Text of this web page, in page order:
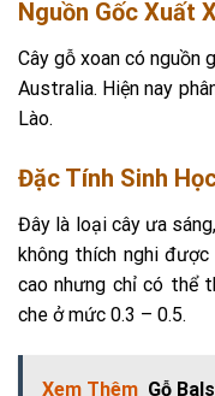
Nguồn Gốc Xuất
Cây gỗ xoan có nguồn
Australia. Hiện nay
Lào.
Đặc Tính Sinh
Đây là loại cây ưa
không thích nghi
cao nhưng chỉ có thể
che ở mức 0.3 – 0.5.
Xem Thêm Gỗ